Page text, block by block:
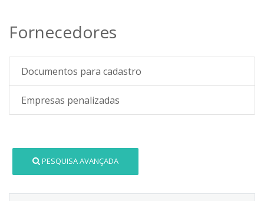
Fornecedores
Documentos para cadastro
Empresas penalizadas
PESQUISA AVANÇADA